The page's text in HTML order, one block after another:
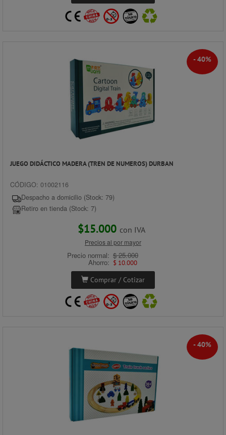
- 40%
JUEGO DIDÁCTICO MADERA (TREN DE NUMEROS) DURBAN
CÓDIGO: 01002116
Despacho a domicilio (Stock: 79)
Retiro en tienda (Stock: 7)
$15.000 con IVA
Precios al por mayor
Precio normal: $ 25.000
Ahorro: $ 10.000
Comprar / Cotizar
- 40%